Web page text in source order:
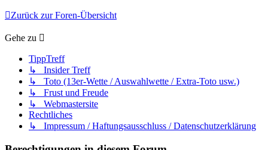
Zurück zur Foren-Übersicht
Gehe zu
TippTreff
↳ Insider Treff
↳ Toto (13er-Wette / Auswahlwette / Extra-Toto usw.)
↳ Frust und Freude
↳ Webmastersite
Rechtliches
↳ Impressum / Haftungsausschluss / Datenschutzerklärung